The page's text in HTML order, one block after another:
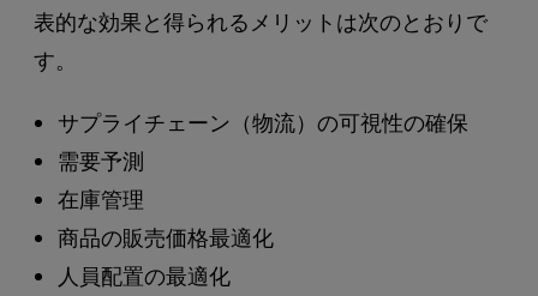
表的な効果と得られるメリットは次のとおりで
す。
サプライチェーン（物流）の可視性の確保
需要予測
在庫管理
商品の販売価格最適化
人員配置の最適化